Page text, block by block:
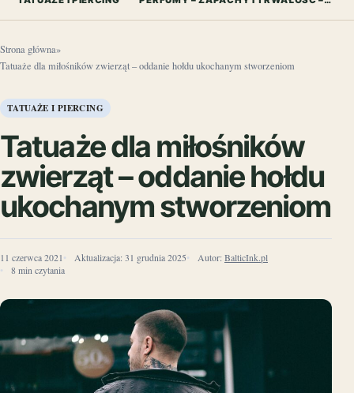
Strona główna»
Tatuaże dla miłośników zwierząt – oddanie hołdu ukochanym stworzeniom
TATUAŻE I PIERCING
Tatuaże dla miłośników
zwierząt – oddanie hołdu
ukochanym stworzeniom
11 czerwca 2021 Aktualizacja: 31 grudnia 2025 Autor: BalticInk.pl
8 min czytania